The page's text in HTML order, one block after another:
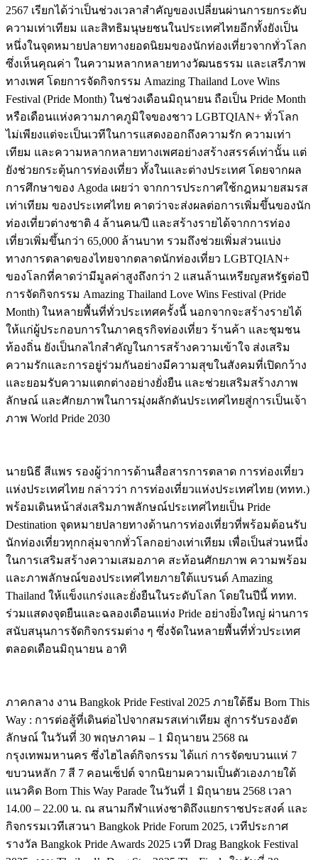
2567 เรียกได้ว่าเป็นช่วงเวลาสำคัญของเปลี่ยนผ่านการยกระดับ
ความเท่าเทียม และสิทธิมนุษยชนในประเทศไทยอีกทั้งยังเป็น
หนึ่งในจุดหมายปลายทางยอดนิยมของนักท่องเที่ยวจากทั่วโลก
ซึ่งเห็นคุณค่า ในความหลากหลายทางวัฒนธรรม และเสรีภาพ
ทางเพศ โดยการจัดกิจกรรม Amazing Thailand Love Wins
Festival (Pride Month) ในช่วงเดือนมิถุนายน ถือเป็น Pride Month
หรือเดือนแห่งความภาคภูมิใจของชาว LGBTQIAN+ ทั่วโลก
ไม่เพียงแต่จะเป็นเวทีในการแสดงออกถึงความรัก ความเท่า
เทียม และความหลากหลายทางเพศอย่างสร้างสรรค์เท่านั้น แต่
ยังช่วยกระตุ้นการท่องเที่ยว ทั้งในและต่างประเทศ โดยจากผล
การศึกษาของ Agoda เผยว่า จากการประกาศใช้กฎหมายสมรส
เท่าเทียม ของประเทศไทย คาดว่าจะส่งผลต่อการเพิ่มขึ้นของนัก
ท่องเที่ยวต่างชาติ 4 ล้านคน/ปี และสร้างรายได้จากการท่อง
เที่ยวเพิ่มขึ้นกว่า 65,000 ล้านบาท รวมถึงช่วยเพิ่มส่วนแบ่ง
ทางการตลาดของไทยจากตลาดนักท่องเที่ยว LGBTQIAN+
ของโลกที่คาดว่ามีมูลค่าสูงถึงกว่า 2 แสนล้านเหรียญสหรัฐต่อปี
การจัดกิจกรรม Amazing Thailand Love Wins Festival (Pride
Month) ในหลายพื้นที่ทั่วประเทศครั้งนี้ นอกจากจะสร้างรายได้
ให้แก่ผู้ประกอบการในภาคธุรกิจท่องเที่ยว ร้านค้า และชุมชน
ท้องถิ่น ยังเป็นกลไกสำคัญในการสร้างความเข้าใจ ส่งเสริม
ความรักและการอยู่ร่วมกันอย่างมีความสุขในสังคมที่เปิดกว้าง
และยอมรับความแตกต่างอย่างยั่งยืน และช่วยเสริมสร้างภาพ
ลักษณ์ และศักยภาพในการมุ่งผลักดันประเทศไทยสู่การเป็นเจ้า
ภาพ World Pride 2030
นายนิธี สีแพร รองผู้ว่าการด้านสื่อสารการตลาด การท่องเที่ยว
แห่งประเทศไทย กล่าวว่า การท่องเที่ยวแห่งประเทศไทย (ททท.)
พร้อมเดินหน้าส่งเสริมภาพลักษณ์ประเทศไทยเป็น Pride
Destination จุดหมายปลายทางด้านการท่องเที่ยวที่พร้อมต้อนรับ
นักท่องเที่ยวทุกกลุ่มจากทั่วโลกอย่างเท่าเทียม เพื่อเป็นส่วนหนึ่ง
ในการเสริมสร้างความเสมอภาค สะท้อนศักยภาพ ความพร้อม
และภาพลักษณ์ของประเทศไทยภายใต้แบรนด์ Amazing
Thailand ให้แข็งแกร่งและยั่งยืนในระดับโลก โดยในปีนี้ ททท.
ร่วมแสดงจุดยืนและฉลองเดือนแห่ง Pride อย่างยิ่งใหญ่ ผ่านการ
สนับสนุนการจัดกิจกรรมต่าง ๆ ซึ่งจัดในหลายพื้นที่ทั่วประเทศ
ตลอดเดือนมิถุนายน อาทิ
ภาคกลาง งาน Bangkok Pride Festival 2025 ภายใต้ธีม Born This
Way : การต่อสู้ที่เดินต่อไปจากสมรสเท่าเทียม สู่การรับรองอัต
ลักษณ์ ในวันที่ 30 พฤษภาคม – 1 มิถุนายน 2568 ณ
กรุงเทพมหานคร ซึ่งไฮไลต์กิจกรรม ได้แก่ การจัดขบวนแห่ 7
ขบวนหลัก 7 สี 7 คอนเซ็ปต์ จากนิยามความเป็นตัวเองภายใต้
แนวคิด Born This Way Parade ในวันที่ 1 มิถุนายน 2568 เวลา
14.00 – 22.00 น. ณ สนามกีฬาแห่งชาติถึงแยกราชประสงค์ และ
กิจกรรมเวทีเสวนา Bangkok Pride Forum 2025, เวทีประกาศ
รางวัล Bangkok Pride Awards 2025 เวที Drag Bangkok Festival